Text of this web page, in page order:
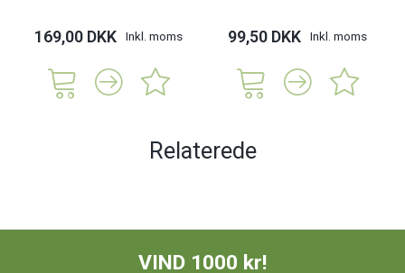
169,00 DKK Inkl. moms 99,50 DKK Inkl. moms
Relaterede
VIND 1000 kr!